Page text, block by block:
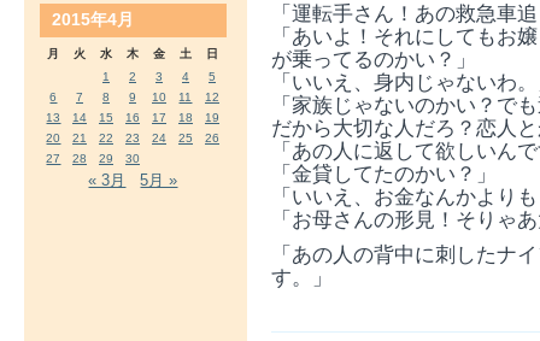
「運転手さん！あの救急
「あいよ！それにしてもお
が乗ってるのかい？」
「いいえ、身内じゃないわ
「家族じゃないのかい？で
だから大切な人だろ？恋人
「あの人に返して欲しいん
「金貸してたのかい？」
「いいえ、お金なんかより
「お母さんの形見！そりゃ
「あの人の背中に刺したナ
す。」
2015年4月
月 火 水 木 金 土
日
1
2 3 4
5
6
7 8 9 10 11
12
13
14 15 16 17 18
19
20
21 22 23 24 25
26
27
28 29 30
« 3月 5月 »